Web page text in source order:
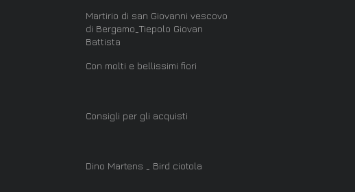
Martirio di san Giovanni vescovo
di Bergamo_Tiepolo Giovan
Battista
Con molti e bellissimi fiori
Consigli per gli acquisti
Dino Martens _ Bird ciotola